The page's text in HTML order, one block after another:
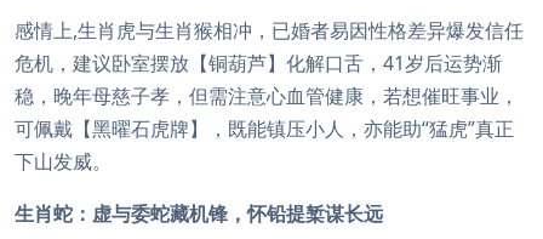
感情上,生肖虎与生肖猴相冲，已婚者易因性格差异爆发信任
危机，建议卧室摆放【铜葫芦】化解口舌，41岁后运势渐
稳，晚年母慈子孝，但需注意心血管健康，若想催旺事业，
可佩戴【黑曜石虎牌】，既能镇压小人，亦能助“猛虎”真正
下山发威。
生肖蛇：虚与委蛇藏机锋，怀铅提椠谋长远